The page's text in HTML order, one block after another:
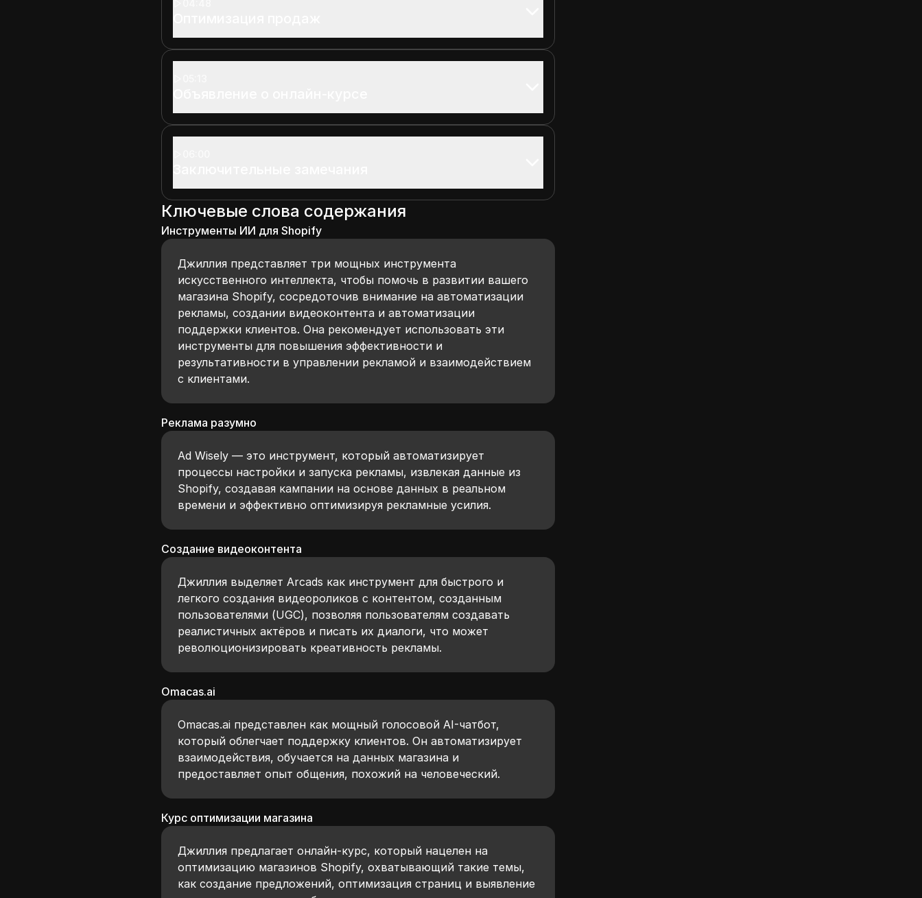
Ключевые слова содержания
Инструменты ИИ для Shopify
Джиллия представляет три мощных инструмента
искусственного интеллекта, чтобы помочь в развитии вашего
магазина Shopify, сосредоточив внимание на автоматизации
рекламы, создании видеоконтента и автоматизации
поддержки клиентов. Она рекомендует использовать эти
инструменты для повышения эффективности и
результативности в управлении рекламой и взаимодействием
с клиентами.
Реклама разумно
Ad Wisely — это инструмент, который автоматизирует
процессы настройки и запуска рекламы, извлекая данные из
Shopify, создавая кампании на основе данных в реальном
времени и эффективно оптимизируя рекламные усилия.
Создание видеоконтента
Джиллия выделяет Arcads как инструмент для быстрого и
легкого создания видеороликов с контентом, созданным
пользователями (UGC), позволяя пользователям создавать
реалистичных актёров и писать их диалоги, что может
революционизировать креативность рекламы.
Omacas.ai
Omacas.ai представлен как мощный голосовой AI-чатбот,
который облегчает поддержку клиентов. Он автоматизирует
взаимодействия, обучается на данных магазина и
предоставляет опыт общения, похожий на человеческий.
Курс оптимизации магазина
Джиллия предлагает онлайн-курс, который нацелен на
оптимизацию магазинов Shopify, охватывающий такие темы,
как создание предложений, оптимизация страниц и выявление